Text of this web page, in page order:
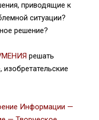
приводящие к
ситуации?
решение?
решать
Информации —